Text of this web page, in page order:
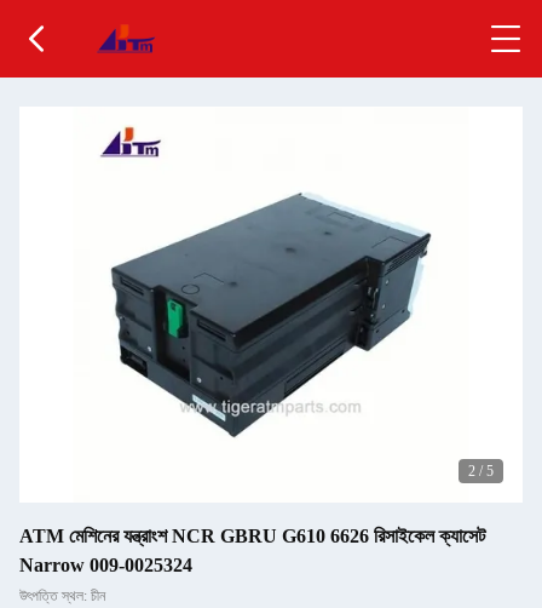
2 / 5
ATM মেশিনের যন্ত্রাংশ NCR GBRU G610 6626 রিসাইকেল ক্যাসেট
Narrow 009-0025324
উৎপত্তি স্থল: চীন